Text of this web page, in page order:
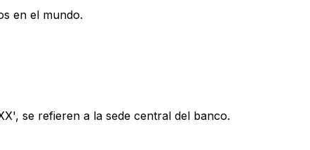
en el mundo.
se refieren a la sede central del banco.